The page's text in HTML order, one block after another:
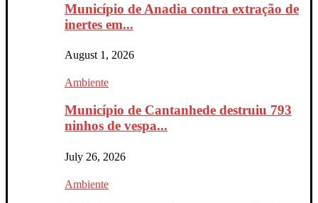
Município de Anadia contra extração de
inertes em...
August 1, 2026
Ambiente
Município de Cantanhede destruiu 793
ninhos de vespa...
July 26, 2026
Ambiente